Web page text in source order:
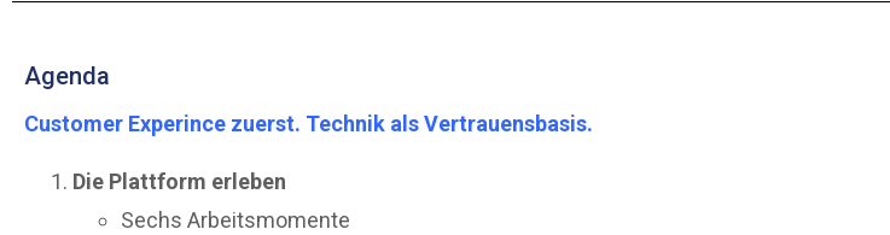
Agenda
Customer Experince zuerst. Technik als Vertrauensbasis.
Die Plattform erleben
Sechs Arbeitsmomente